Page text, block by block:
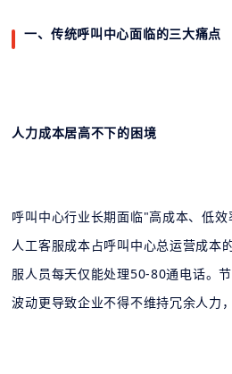
一、传统呼叫中心面临的三大痛点
人力成本居高不下的困境
呼叫中心行业长期面临"高成本、低效
人工客服成本占呼叫中心总运营成本
服人员每天仅能处理50-80通电话。
波动更导致企业不得不维持冗余人力